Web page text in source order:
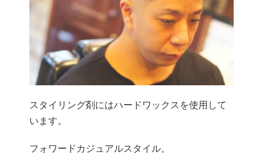
スタイリング剤にはハードワックスを使用して
います。
フォワードカジュアルスタイル。